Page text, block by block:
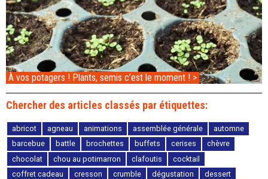
À vos potagers ! Plants, semis c’est le moment ! >
Chercher des articles classés par étiquettes:
abricot agneau animations assemblée générale
automne
barcebue
battle brochettes buffets cerises
chèvre
chocolat
chou au potimarron clafoutis
cocktail
coffret cadeau
cresson crumble dégustation
dessert